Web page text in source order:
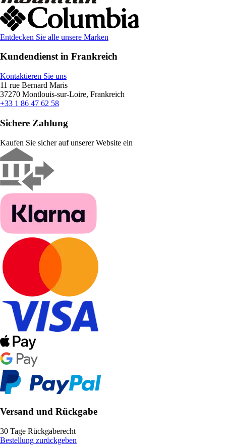
Entdecken Sie alle unsere Marken
Kundendienst in Frankreich
Kontaktieren Sie uns
11 rue Bernard Maris
37270 Montlouis-sur-Loire, Frankreich
+33 1 86 47 62 58
Sichere Zahlung
Kaufen Sie sicher auf unserer Website ein
Versand und Rückgabe
30 Tage Rückgaberecht
Bestellung zurückgeben